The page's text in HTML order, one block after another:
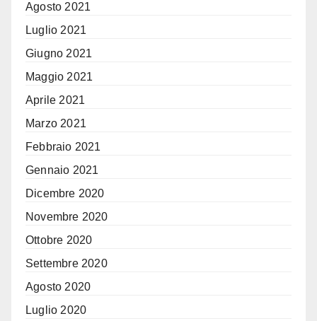
Agosto 2021
Luglio 2021
Giugno 2021
Maggio 2021
Aprile 2021
Marzo 2021
Febbraio 2021
Gennaio 2021
Dicembre 2020
Novembre 2020
Ottobre 2020
Settembre 2020
Agosto 2020
Luglio 2020